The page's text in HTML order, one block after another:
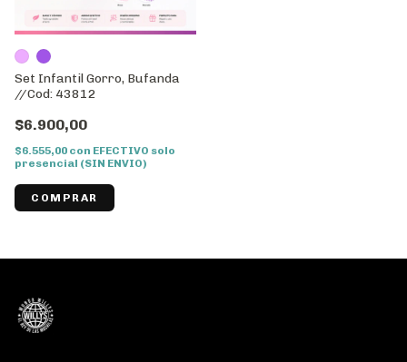
Set Infantil Gorro, Bufanda
//Cod: 43812
$6.900,00
$6.555,00 con EFECTIVO solo
presencial (SIN ENVIO)
COMPRAR